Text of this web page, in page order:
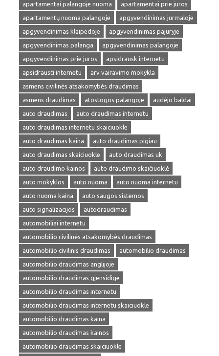
apartamentai palangoje nuoma
apartamentai prie juros
apartamentų nuoma palangoje
apgyvendinimas jurmaloje
apgyvendinimas klaipedoje
apgyvendinimas pajuryje
apgyvendinimas palanga
apgyvendinimas palangoje
apgyvendinimas prie juros
apsidrausk internetu
apsidrausti internetu
arv vairavimo mokykla
asmens civilinės atsakomybės draudimas
asmens draudimas
atostogos palangoje
audėjo baldai
auto draudimas
auto draudimas internetu
auto draudimas internetu skaiciuokle
auto draudimas kaina
auto draudimas pigiau
auto draudimas skaiciuokle
auto draudimas uk
auto draudimo kainos
auto draudimo skaičiuoklė
auto mokyklos
auto nuoma
auto nuoma internetu
auto nuoma kaina
auto saugos sistemos
auto signalizacijos
autodraudimas
automobiliai internetu
automobilio civilinės atsakomybės draudimas
automobilio civilinis draudimas
automobilio draudimas
automobilio draudimas anglijoje
automobilio draudimas gjensidige
automobilio draudimas internetu
automobilio draudimas internetu skaiciuokle
automobilio draudimas kaina
automobilio draudimas kainos
automobilio draudimas skaiciuokle